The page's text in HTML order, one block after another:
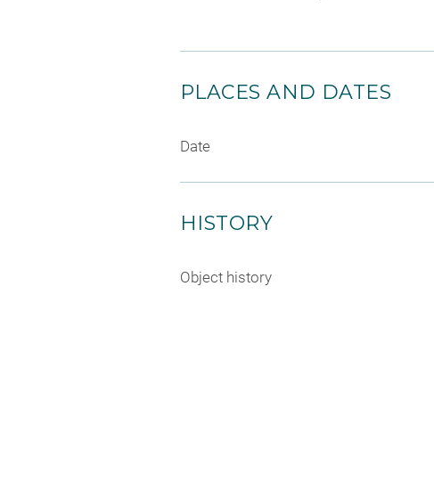
PLACES AND DATES
Date
HISTORY
Object history